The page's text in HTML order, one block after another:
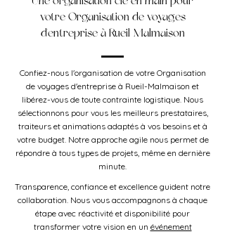
votre Organisation de voyages
d'entreprise à Rueil-Malmaison
Confiez-nous l'organisation de votre Organisation
de voyages d'entreprise à Rueil-Malmaison et
libérez-vous de toute contrainte logistique. Nous
sélectionnons pour vous les meilleurs prestataires,
traiteurs et animations adaptés à vos besoins et à
votre budget. Notre approche agile nous permet de
répondre à tous types de projets, même en dernière
minute.
Transparence, confiance et excellence guident notre
collaboration. Nous vous accompagnons à chaque
étape avec réactivité et disponibilité pour
transformer votre vision en un événement